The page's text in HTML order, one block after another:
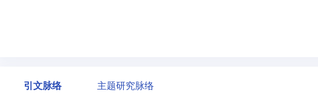
引文脉络 主题研究脉络